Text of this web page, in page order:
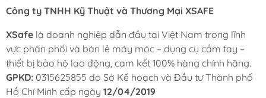
Công ty TNHH Kỹ Thuật và Thương Mại XSAFE
XSafe là doanh nghiệp dẫn đầu tại Việt Nam trong lĩnh
vực phân phối và bán lẻ máy móc – dụng cụ cầm tay –
thiết bị bảo hộ lao động, cam kết 100% hàng chính hãng.
GPKD: 0315625855 do Sở Kế hoạch và Đầu tư Thành phố
Hồ Chí Minh cấp ngày 12/04/2019